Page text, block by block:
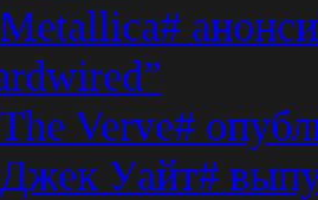
Verve#
Уайт#